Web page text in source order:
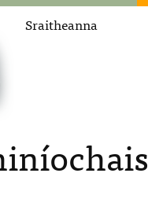
Sraitheanna